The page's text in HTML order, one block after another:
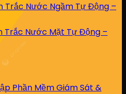
Trắc Nước Ngầm Tự Động –
Trắc Nước Mặt Tự Động –
Phần Mềm Giám Sát &